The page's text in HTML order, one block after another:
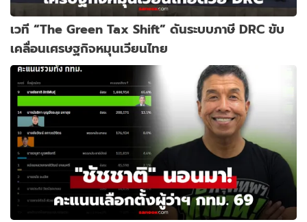
เวที “The Green Tax Shift” ดันระบบภาษี DRC ขับ
เคลื่อนเศรษฐกิจหมุนเวียนไทย